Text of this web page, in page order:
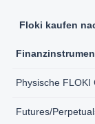
Floki kaufen
Physische FLOKI
Futures/